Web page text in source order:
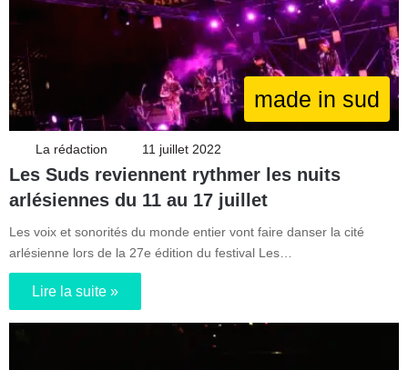
made in sud
La rédaction 11 juillet 2022
Les Suds reviennent rythmer les nuits
arlésiennes du 11 au 17 juillet
Les voix et sonorités du monde entier vont faire danser la cité
arlésienne lors de la 27e édition du festival Les…
Lire la suite »